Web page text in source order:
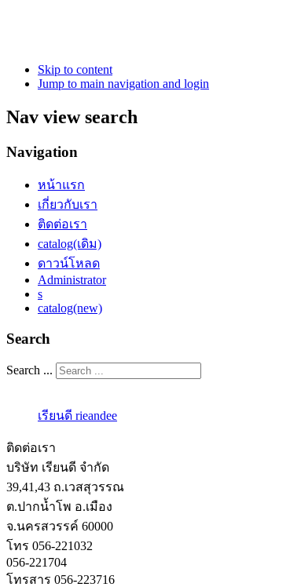
Skip to content
Jump to main navigation and login
Nav view search
Navigation
หน้าแรก
เกี่ยวกับเรา
ติดต่อเรา
catalog(เดิม)
ดาวน์โหลด
Administrator
s
catalog(new)
Search
Search ...
เรียนดี rieandee
ติดต่อเรา
บริษัท เรียนดี จำกัด
39,41,43 ถ.เวสสุวรรณ
ต.ปากน้ำโพ อ.เมือง
จ.นครสวรรค์ 60000
โทร 056-221032
056-221704
โทรสาร 056-223716